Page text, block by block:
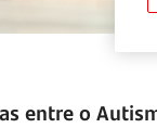
entre o